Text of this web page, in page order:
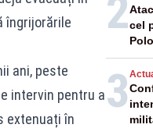
îngrijorările
ani, peste
intervin pentru a
extenuați în
2cel
3